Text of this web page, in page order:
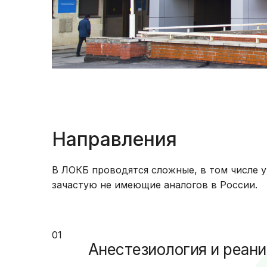
Направления
В ЛОКБ проводятся сложные, в том числе
зачастую не имеющие аналогов в России.
01
Анестезиология и